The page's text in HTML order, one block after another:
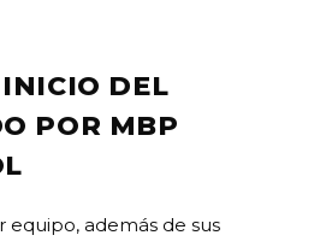
DEL
POR MBP
equipo, además de sus